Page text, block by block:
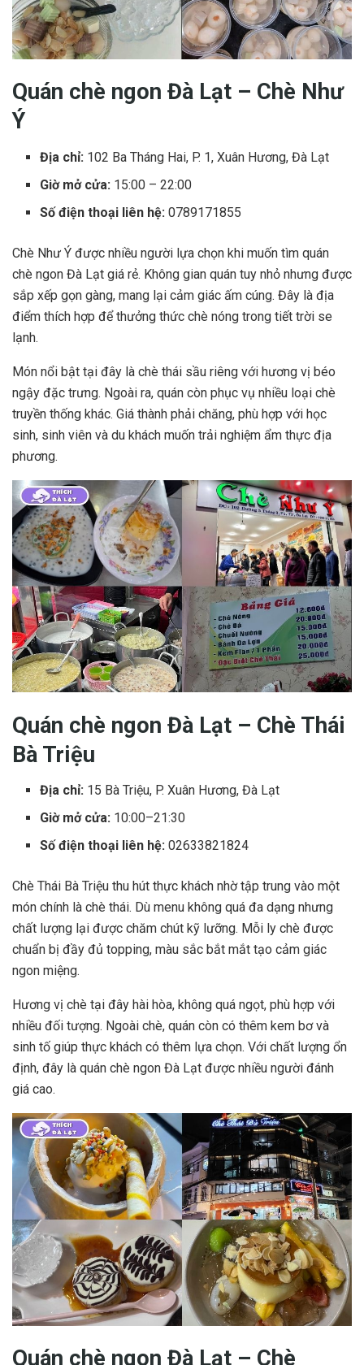
Quán chè ngon Đà Lạt – Chè Như
Ý
Địa chỉ: 102 Ba Tháng Hai, P. 1, Xuân Hương, Đà Lạt
Giờ mở cửa: 15:00 – 22:00
Số điện thoại liên hệ:0789171855
Chè Như Ý được nhiều người lựa chọn khi muốn tìm quán
chè ngon Đà Lạt giá rẻ. Không gian quán tuy nhỏ nhưng được
sắp xếp gọn gàng, mang lại cảm giác ấm cúng. Đây là địa
điểm thích hợp để thưởng thức chè nóng trong tiết trời se
lạnh.
Món nổi bật tại đây là chè thái sầu riêng với hương vị béo
ngậy đặc trưng. Ngoài ra, quán còn phục vụ nhiều loại chè
truyền thống khác. Giá thành phải chăng, phù hợp với học
sinh, sinh viên và du khách muốn trải nghiệm ẩm thực địa
phương.
Quán chè ngon Đà Lạt – Chè Thái
Bà Triệu
Địa chỉ: 15 Bà Triệu, P. Xuân Hương, Đà Lạt
Giờ mở cửa: 10:00–21:30
Số điện thoại liên hệ:02633821824
Chè Thái Bà Triệu thu hút thực khách nhờ tập trung vào một
món chính là chè thái. Dù menu không quá đa dạng nhưng
chất lượng lại được chăm chút kỹ lưỡng. Mỗi ly chè được
chuẩn bị đầy đủ topping, màu sắc bắt mắt tạo cảm giác
ngon miệng.
Hương vị chè tại đây hài hòa, không quá ngọt, phù hợp với
nhiều đối tượng. Ngoài chè, quán còn có thêm kem bơ và
sinh tố giúp thực khách có thêm lựa chọn. Với chất lượng ổn
định, đây là quán chè ngon Đà Lạt được nhiều người đánh
giá cao.
Quán chè ngon Đà Lạt – Chè